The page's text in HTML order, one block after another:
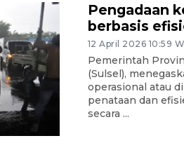
Pengadaan
berbasis
12 April 2026 10:59
Pemerintah
(Sulsel),
operasional atau
penataan dan
secara ...